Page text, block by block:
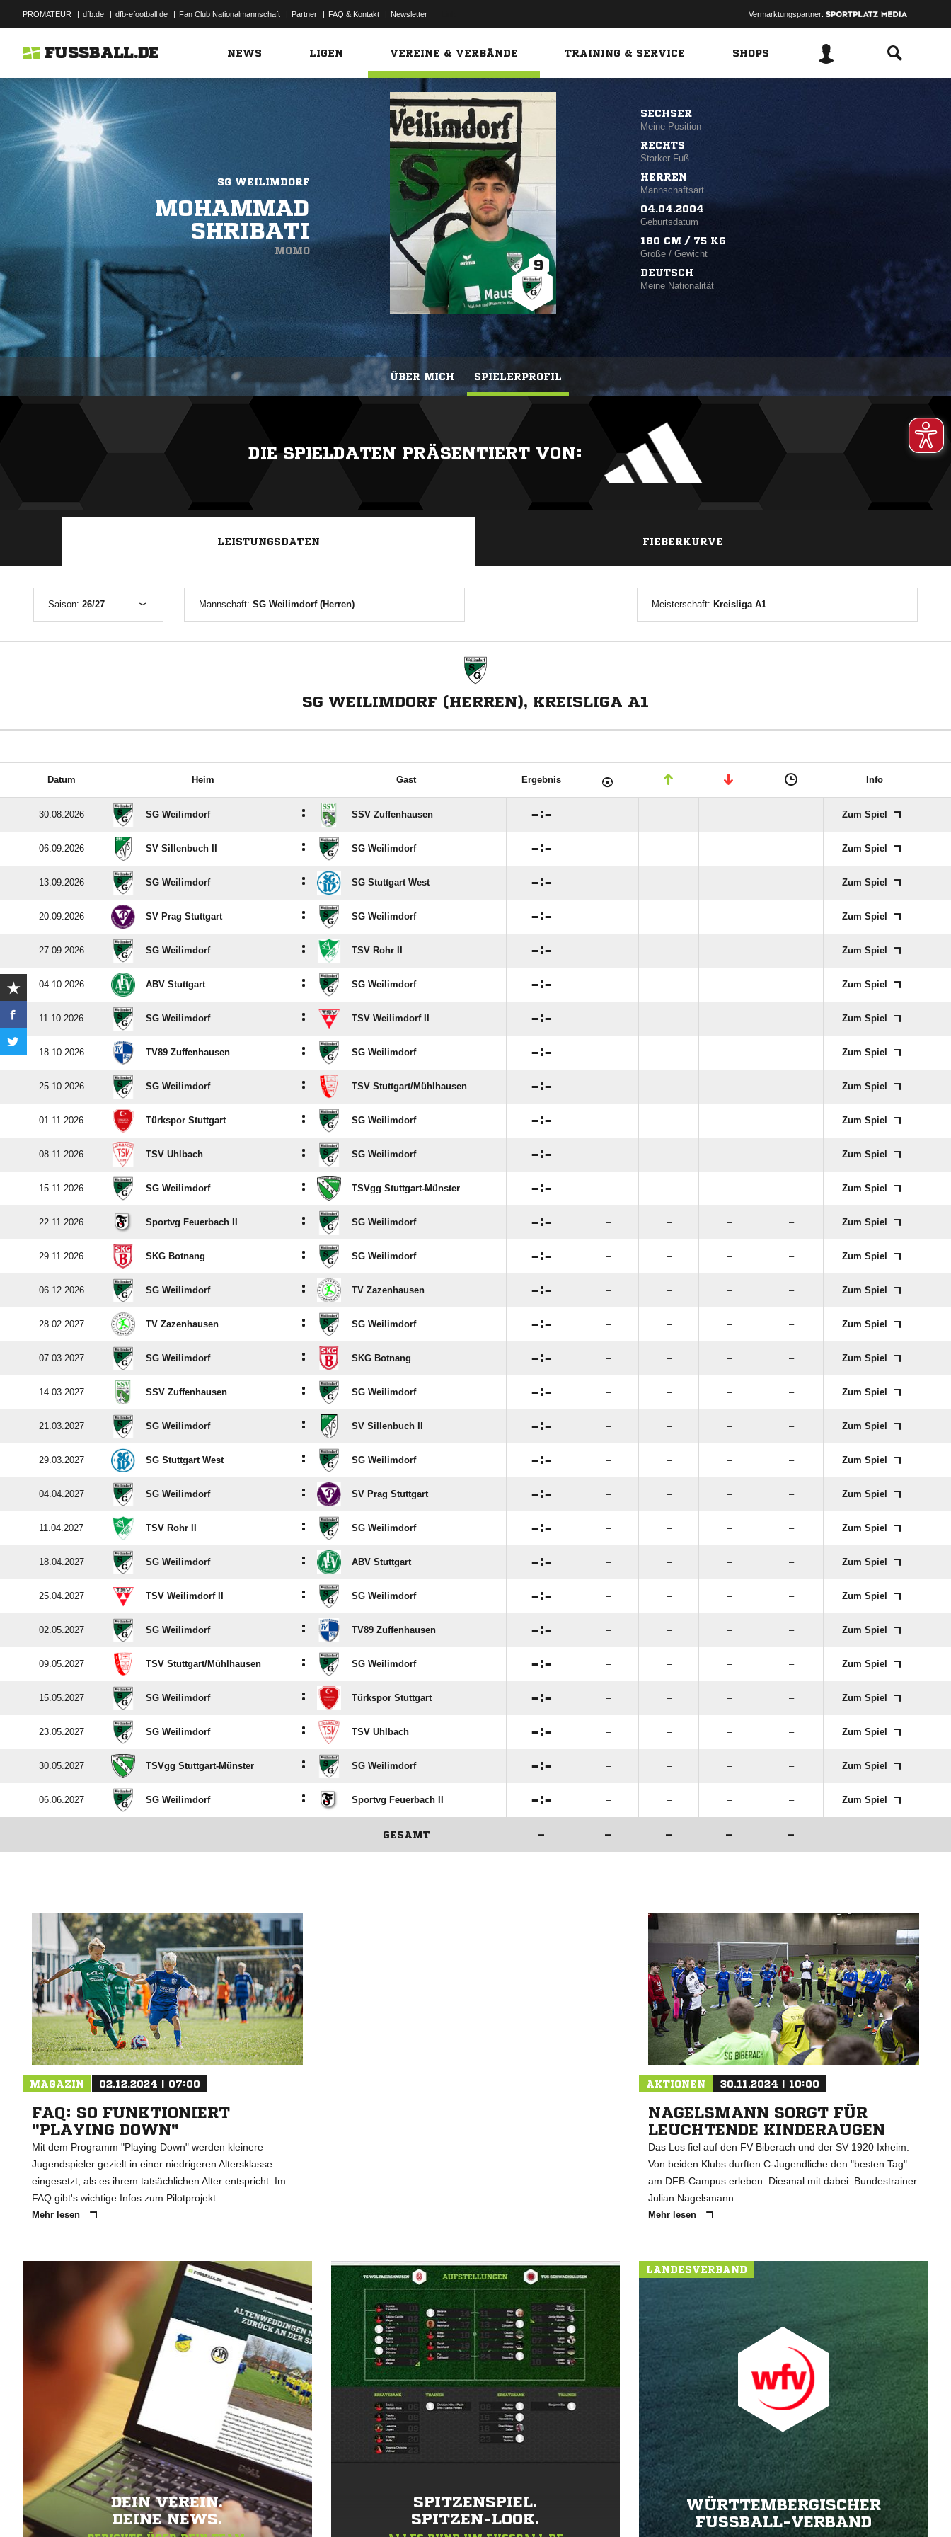
PROMATEUR | dfb.de | dfb-efootball.de | Fan Club Nationalmannschaft | Partner | FAQ & Kontakt | Newsletter Vermarktungspartner:
FUSSBALL.DE NEWS LIGEN VEREINE & VERBÄNDE TRAINING & SERVICE SHOPS
ÜBER MICH SPIELERPROFIL
SG WEILIMDORF
MOHAMMAD
SHRIBATI
9
MOMO
SECHSER
Meine Position
RECHTS
Starker Fuß
HERREN
Mannschaftsart
04.04.2004
Geburtsdatum
180 CM / 75 KG
Größe / Gewicht
DEUTSCH
Meine Nationalität
DIE SPIELDATEN PRÄSENTIERT VON:
LEISTUNGSDATEN FIEBERKURVE
Saison: 26/27 Mannschaft:SG Weilimdorf (Herren) Meisterschaft: Kreisliga A1
SG WEILIMDORF (HERREN), KREISLIGA A1
Datum Heim Gast Ergebnis Info
30.08.2026 SG Weilimdorf : SSV Zuffenhausen : – – – – Zum Spiel
06.09.2026 SV Sillenbuch II : SG Weilimdorf : – – – – Zum Spiel
13.09.2026 SG Weilimdorf : SG Stuttgart West : – – – – Zum Spiel
20.09.2026 SV Prag Stuttgart : SG Weilimdorf : – – – – Zum Spiel
27.09.2026 SG Weilimdorf : TSV Rohr II : – – – – Zum Spiel
04.10.2026 ABV Stuttgart : SG Weilimdorf : – – – – Zum Spiel
11.10.2026 SG Weilimdorf : TSV Weilimdorf II : – – – – Zum Spiel
18.10.2026 TV89 Zuffenhausen : SG Weilimdorf : – – – – Zum Spiel
25.10.2026 SG Weilimdorf : TSV Stuttgart/​Mühlhausen : – – – – Zum Spiel
01.11.2026 Türkspor Stuttgart : SG Weilimdorf : – – – – Zum Spiel
08.11.2026 TSV Uhlbach : SG Weilimdorf : – – – – Zum Spiel
15.11.2026 SG Weilimdorf : TSVgg Stuttgart-Münster : – – – – Zum Spiel
22.11.2026 Sportvg Feuerbach II : SG Weilimdorf : – – – – Zum Spiel
29.11.2026 SKG Botnang : SG Weilimdorf : – – – – Zum Spiel
06.12.2026 SG Weilimdorf : TV Zazenhausen : – – – – Zum Spiel
28.02.2027 TV Zazenhausen : SG Weilimdorf : – – – – Zum Spiel
07.03.2027 SG Weilimdorf : SKG Botnang : – – – – Zum Spiel
14.03.2027 SSV Zuffenhausen : SG Weilimdorf : – – – – Zum Spiel
21.03.2027 SG Weilimdorf : SV Sillenbuch II : – – – – Zum Spiel
29.03.2027 SG Stuttgart West : SG Weilimdorf : – – – – Zum Spiel
04.04.2027 SG Weilimdorf : SV Prag Stuttgart : – – – – Zum Spiel
11.04.2027 TSV Rohr II : SG Weilimdorf : – – – – Zum Spiel
18.04.2027 SG Weilimdorf : ABV Stuttgart : – – – – Zum Spiel
25.04.2027 TSV Weilimdorf II : SG Weilimdorf : – – – – Zum Spiel
02.05.2027 SG Weilimdorf : TV89 Zuffenhausen : – – – – Zum Spiel
09.05.2027 TSV Stuttgart/​Mühlhausen : SG Weilimdorf : – – – – Zum Spiel
15.05.2027 SG Weilimdorf : Türkspor Stuttgart : – – – – Zum Spiel
23.05.2027 SG Weilimdorf : TSV Uhlbach : – – – – Zum Spiel
30.05.2027 TSVgg Stuttgart-Münster : SG Weilimdorf : – – – – Zum Spiel
06.06.2027 SG Weilimdorf : Sportvg Feuerbach II : – – – – Zum Spiel
GESAMT – – – – –
MAGAZIN 02.12.2024 | 07:00
FAQ: SO FUNKTIONIERT
"PLAYING DOWN"
Mit dem Programm "Playing Down" werden kleinere
Jugendspieler gezielt in einer niedrigeren Altersklasse
eingesetzt, als es ihrem tatsächlichen Alter entspricht. Im
FAQ gibt's wichtige Infos zum Pilotprojekt.
Mehr lesen
AKTIONEN 30.11.2024 | 10:00
NAGELSMANN SORGT FÜR
LEUCHTENDE KINDERAUGEN
Das Los fiel auf den FV Biberach und der SV 1920 Ixheim:
Von beiden Klubs durften C-Jugendliche den "besten Tag"
am DFB-Campus erleben. Diesmal mit dabei: Bundestrainer
Julian Nagelsmann.
Mehr lesen
DEIN VEREIN.
DEINE NEWS.
SPITZENSPIEL.
SPITZEN-LOOK.
LANDESVERBAND
WÜRTTEMBERGISCHER
FUSSBALL-VERBAND